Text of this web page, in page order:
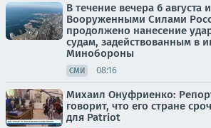
В течение вечера 6 августа
Вооруженными Силами
продолжено нанесение
судам, задействованным в
Минобороны
СМИ 08:16
Михаил Онуфриенко:
говорит, что его стране
для Patriot